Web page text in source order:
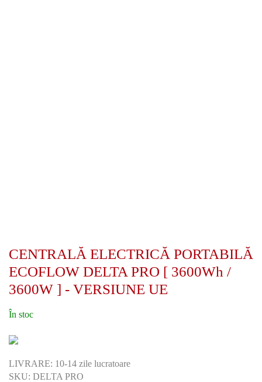
CENTRALĂ ELECTRICĂ PORTABILĂ
ECOFLOW DELTA PRO [ 3600Wh /
3600W ] - VERSIUNE UE
În stoc
LIVRARE: 10-14 zile lucratoare
SKU: DELTA PRO